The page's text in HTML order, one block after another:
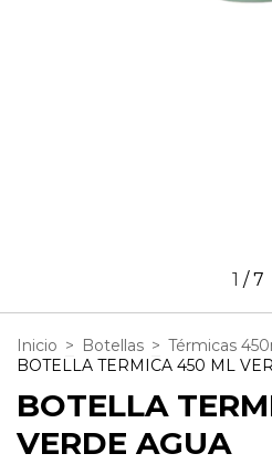
1 /7
Inicio > Botellas > Térmicas
BOTELLA TERMICA 450 ML
BOTELLA
VERDE AGUA